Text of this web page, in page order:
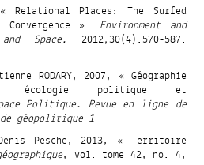
« Relational Places: The Surfed
Convergence ». Environment and
Space. 2012;30(4):570-587.
RODARY, 2007, « Géographie
écologie politique et
Politique. Revue en ligne de
géopolitique 1
Denis Pesche, 2013, « Territoire
, vol. tome 42, no. 4,